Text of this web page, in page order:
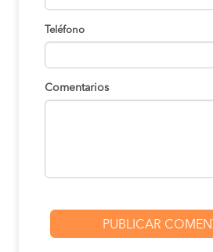
Teléfono
Comentarios